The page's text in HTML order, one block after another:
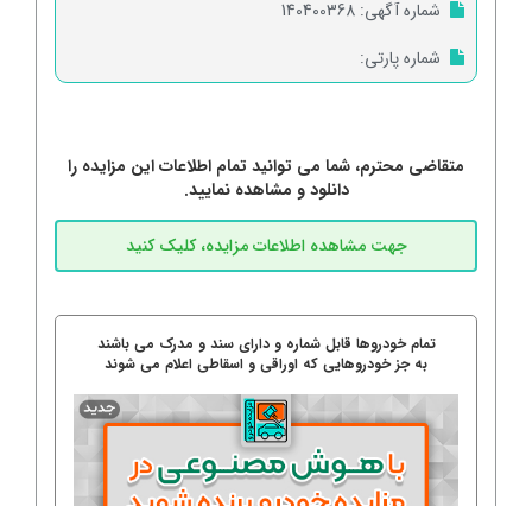
شماره آگهی: 140400368
شماره پارتی:
متقاضی محترم، شما می توانید تمام اطلاعات این مزایده را
دانلود و مشاهده نمایید.
تمام خودروها قابل شماره و دارای سند و مدرک می باشند
به جز خودروهایی که اوراقی و اسقاطی اعلام می شوند